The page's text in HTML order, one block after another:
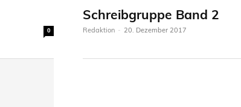
0
Schreibgruppe Band 2
Redaktion - 20. Dezember 2017